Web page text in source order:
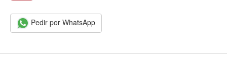
Pedir por WhatsApp